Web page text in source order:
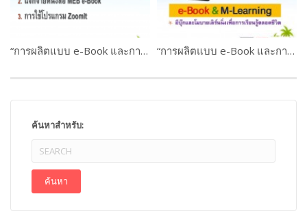
“การผลิตแบบ e-Book และการใช้งานระบบ M-Learning ” ดร.เกษม แสงนนท์ และคณะ WORKSHOP 1 PART #3 “การผลิตแบบ e-Book และการใช้งานระบบ M-Learning ” ดร.เกษม แสงนนท์ และคณะ PART #1
ค้นหาสำหรับ: